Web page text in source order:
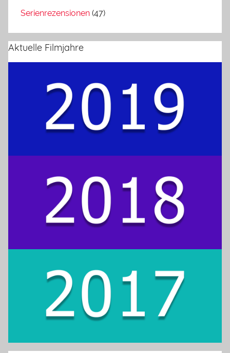
Serienrezensionen (47)
Aktuelle Filmjahre